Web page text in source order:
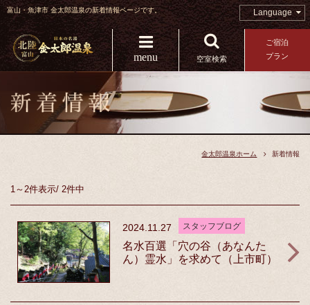
富山・魚津市 金太郎温泉の新着情報ページです。 Language
menu 空室検索
ご宿泊
プラン
金太郎温泉ホーム 新着情報
1～2件表示/ 2件中
2024.11.27 スタッフブログ
名水百選「穴の谷（あなんた
ん）霊水」を求めて（上市町）